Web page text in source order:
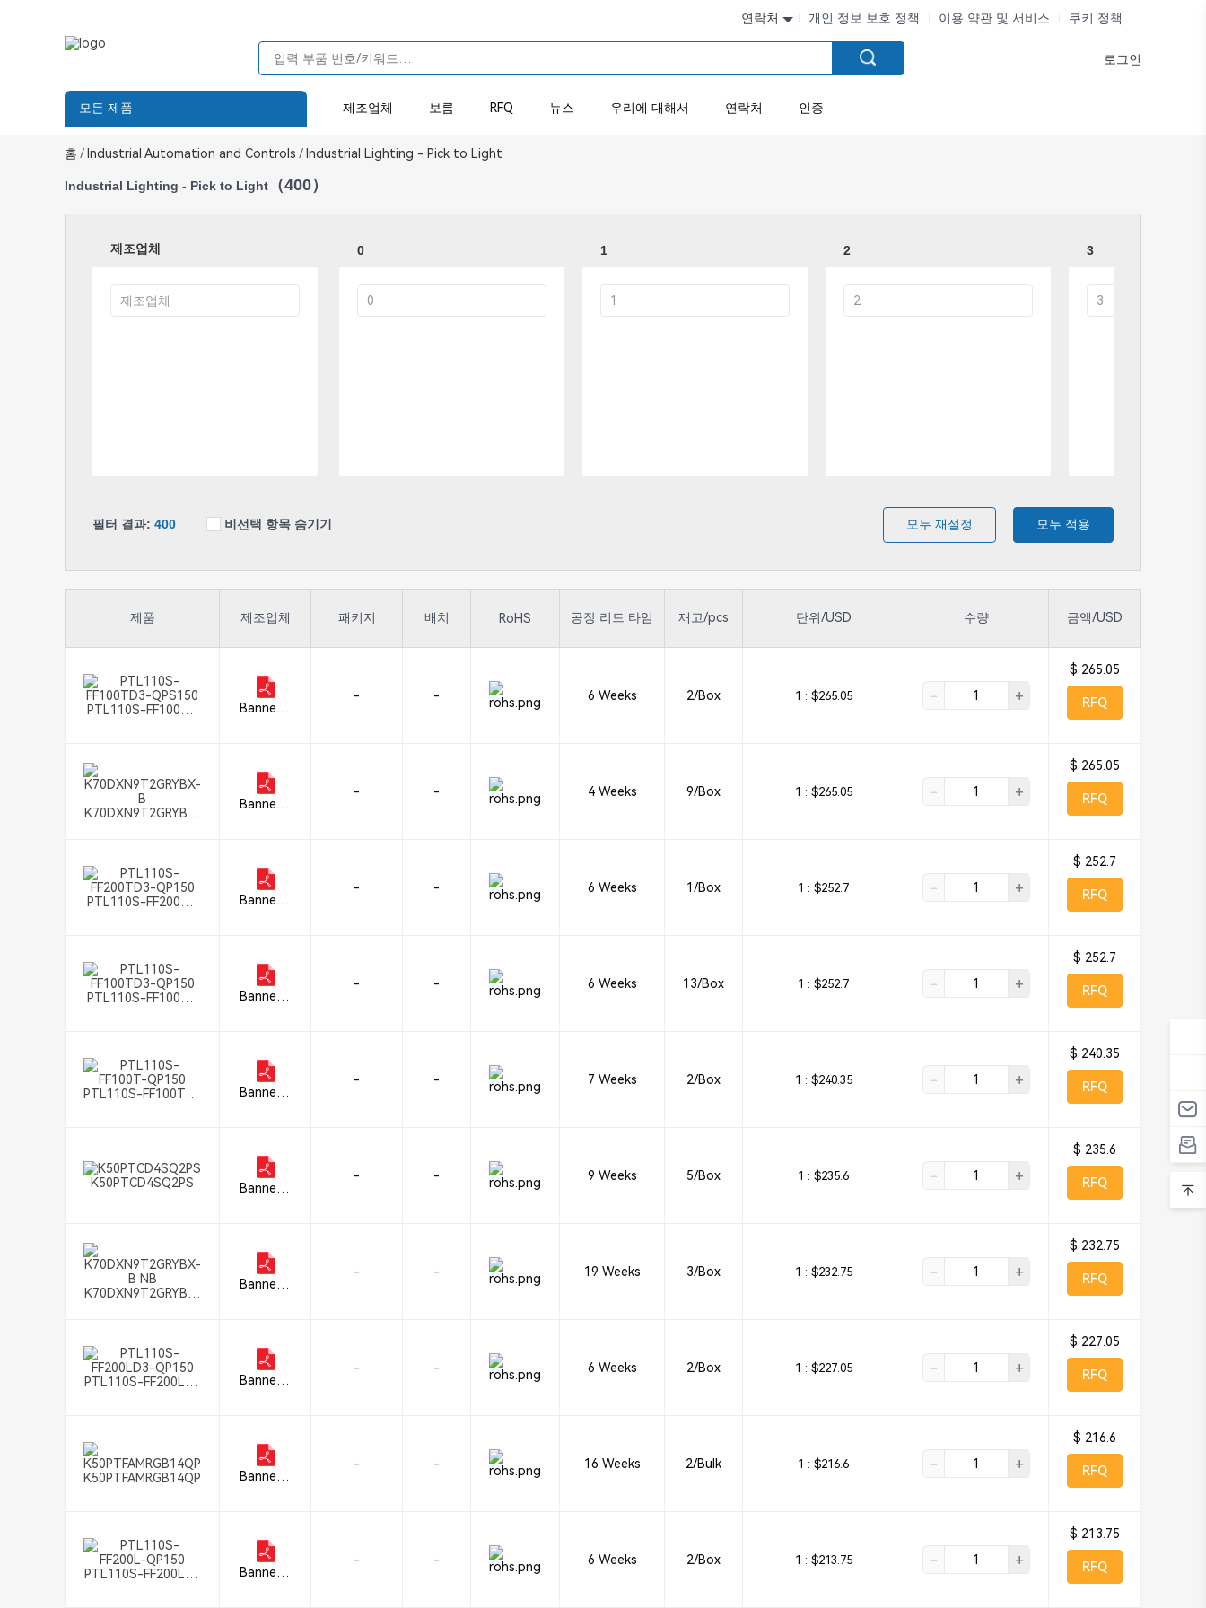
연락처 개인 정보 보호 정책 이용 약관 및 서비스 쿠키 정책
로그인
모든 제품 제조업체 보름 RFQ 뉴스 우리에 대해서 연락처 인증
홈 / Industrial Automation and Controls /Industrial Lighting - Pick to Light
Industrial Lighting - Pick to Light （400）
제조업체 0 1 2 3
필터 결과: 400 비선택 항목 숨기기 모두 재설정 모두 적용
제품 제조업체 패키지 배치 RoHS 공장 리드 타임 재고/pcs 단위/USD 수량 금액/USD
PTL110S-FF100TD
Banner E
- - 6 Weeks 2/Box 1 : $265.05 - +
$ 265.05
RFQ
K70DXN9T2GRYBX-
Banner E
- - 4 Weeks 9/Box 1 : $265.05 - +
$ 265.05
RFQ
PTL110S-FF200TD
Banner E
- - 6 Weeks 1/Box 1 : $252.7 - +
$ 252.7
RFQ
PTL110S-FF100TD
Banner E
- - 6 Weeks 13/Box 1 : $252.7 - +
$ 252.7
RFQ
PTL110S-FF100T-Q
Banner E
- - 7 Weeks 2/Box 1 : $240.35 - +
$ 240.35
RFQ
K50PTCD4SQ2PS
Banner E
- - 9 Weeks 5/Box 1 : $235.6 - +
$ 235.6
RFQ
K70DXN9T2GRYBX-
Banner E
- - 19 Weeks 3/Box 1 : $232.75 - +
$ 232.75
RFQ
PTL110S-FF200LD3
Banner E
- - 6 Weeks 2/Box 1 : $227.05 - +
$ 227.05
RFQ
K50PTFAMRGB14QP
Banner E
- - 16 Weeks 2/Bulk 1 : $216.6 - +
$ 216.6
RFQ
PTL110S-FF200L-Q
Banner E
- - 6 Weeks 2/Box 1 : $213.75 - +
$ 213.75
RFQ